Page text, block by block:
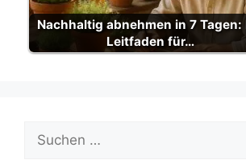
Nachhaltig abnehmen in 7 Tagen:
Leitfaden für…
Suche
nach: